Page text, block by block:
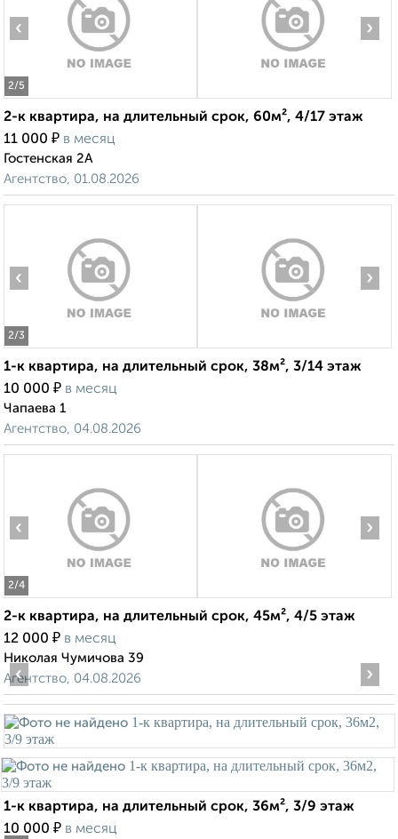
2/5
‹ ›
2-к квартира, на длительный срок, 60м², 4/17 этаж
11 000 ₽ в месяц
Гостенская 2А
Агентство, 01.08.2026
2/3
‹ ›
1-к квартира, на длительный срок, 38м², 3/14 этаж
10 000 ₽ в месяц
Чапаева 1
Агентство, 04.08.2026
2/4
‹ ›
2-к квартира, на длительный срок, 45м², 4/5 этаж
12 000 ₽ в месяц
Николая Чумичова 39
Агентство, 04.08.2026
‹ ›
1-к квартира, на длительный срок, 36м², 3/9 этаж
10 000 ₽ в месяц